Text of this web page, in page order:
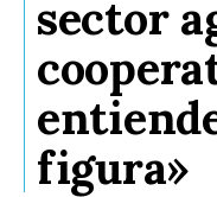
sector
figura»